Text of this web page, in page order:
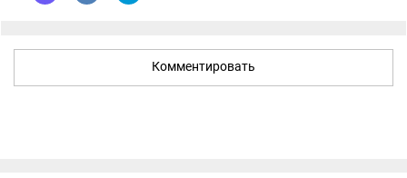
Комментировать